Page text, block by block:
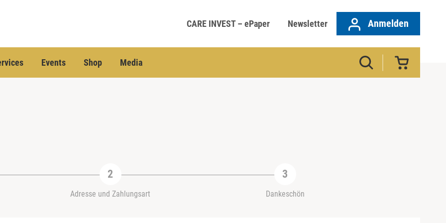
CARE INVEST – ePaper Newsletter Anmelden
Events Shop Media
Adresse und Zahlungsart Dankeschön